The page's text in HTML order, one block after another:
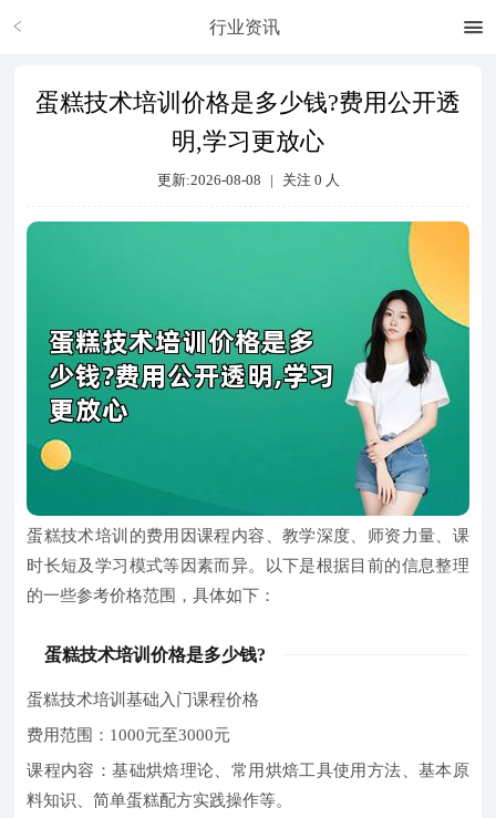
行业资讯
蛋糕技术培训价格是多少钱?费用公开透
明,学习更放心
更新:2026-08-08 | 关注 0 人
蛋糕技术培训的费用因课程内容、教学深度、师资力量、课
时长短及学习模式等因素而异。以下是根据目前的信息整理
的一些参考价格范围，具体如下：
蛋糕技术培训价格是多少钱?
蛋糕技术培训基础入门课程价格
费用范围：1000元至3000元
课程内容：基础烘焙理论、常用烘焙工具使用方法、基本原
料知识、简单蛋糕配方实践操作等。